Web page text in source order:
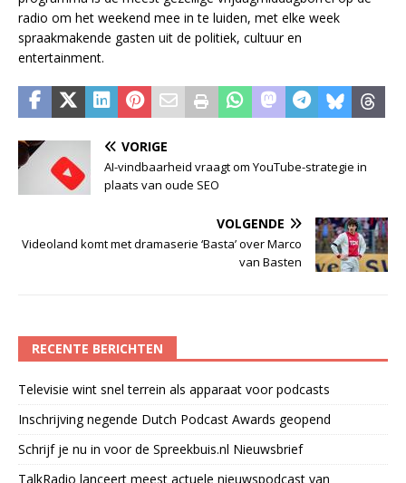
radio om het weekend mee in te luiden, met elke week
spraakmakende gasten uit de politiek, cultuur en
entertainment.
VORIGE
AI-vindbaarheid vraagt om YouTube-strategie in
plaats van oude SEO
VOLGENDE
Videoland komt met dramaserie ‘Basta’ over Marco
van Basten
RECENTE BERICHTEN
Televisie wint snel terrein als apparaat voor podcasts
Inschrijving negende Dutch Podcast Awards geopend
Schrijf je nu in voor de Spreekbuis.nl Nieuwsbrief
TalkRadio lanceert meest actuele nieuwspodcast van